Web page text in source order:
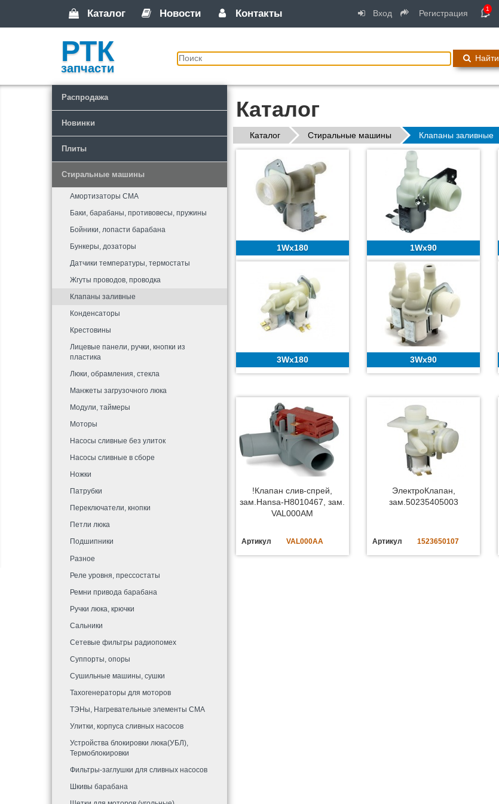
Каталог Новости Контакты Вход Регистрация 1
РТК
запчасти
Найти
Распродажа
Новинки
Плиты
Стиральные машины
Амортизаторы СМА
Баки, барабаны, противовесы, пружины
Бойники, лопасти барабана
Бункеры, дозаторы
Датчики температуры, термостаты
Жгуты проводов, проводка
Клапаны заливные
Конденсаторы
Крестовины
Лицевые панели, ручки, кнопки из
пластика
Люки, обрамления, стекла
Манжеты загрузочного люка
Модули, таймеры
Моторы
Насосы сливные без улиток
Насосы сливные в сборе
Ножки
Патрубки
Переключатели, кнопки
Петли люка
Подшипники
Разное
Реле уровня, прессостаты
Ремни привода барабана
Ручки люка, крючки
Сальники
Сетевые фильтры радиопомех
Суппорты, опоры
Сушильные машины, сушки
Тахогенераторы для моторов
ТЭНы, Нагревательные элементы СМА
Улитки, корпуса сливных насосов
Устройства блокировки люка(УБЛ),
Термоблокировки
Фильтры-заглушки для сливных насосов
Шкивы барабана
Каталог
Каталог Стиральные машины Клапаны заливные
1Wx180 1Wx90
3Wx180 3Wx90
!Клапан слив-спрей,
зам.Hansa-H8010467, зам.
VAL000AM
Артикул VAL000AA
ЭлектроКлапан,
зам.50235405003
Артикул 1523650107